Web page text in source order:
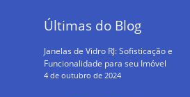
Últimas do Blog
Janelas de Vidro RJ: Sofisticação e
Funcionalidade para seu Imóvel
4 de outubro de 2024